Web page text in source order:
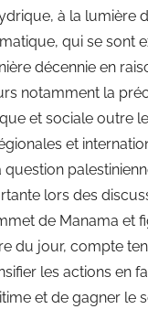
à la lumière
qui se sont
décennie en
notamment la
et sociale outre
et
lors des
de Manama et
du jour, compte
les actions en
et de gagner le